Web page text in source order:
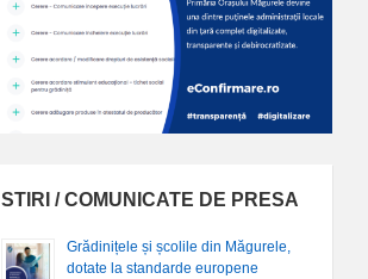
STIRI / COMUNICATE DE PRESA
Grădinițele și școlile din Măgurele,
dotate la standarde europene